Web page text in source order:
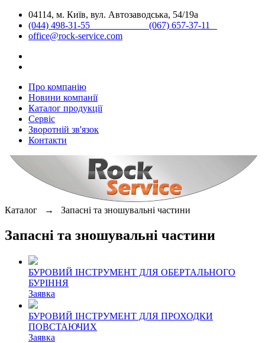
04114, м. Київ, вул. Автозаводська, 54/19а
(044) 498-31-55 (067) 657-37-11
office@rock-service.com
Про компанію
Новини компанії
Каталог продукції
Сервіс
Зворотній зв'язок
Контакти
Каталог → Запасні та зношувальні частини
Запасні та зношувальні частини
БУРОВИЙ ІНСТРУМЕНТ ДЛЯ ОБЕРТАЛЬНОГО
БУРІННЯ
Заявка
БУРОВИЙ ІНСТРУМЕНТ ДЛЯ ПРОХОДКИ
ПОВСТАЮЧИХ
Заявка